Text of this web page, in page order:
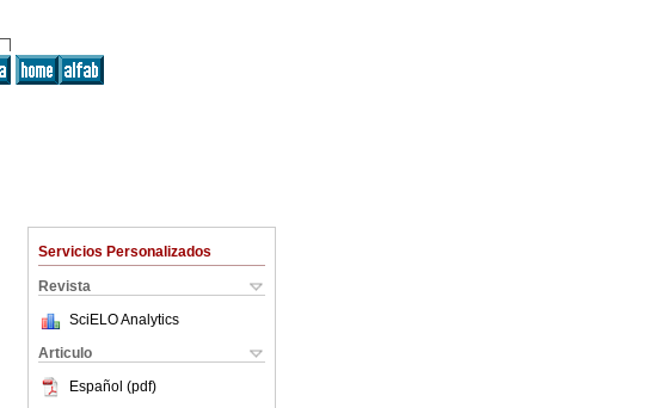
Servicios Personalizados
Revista
SciELO Analytics
Articulo
Español (pdf)